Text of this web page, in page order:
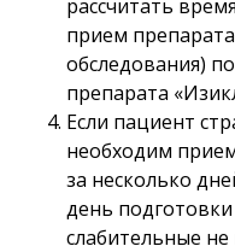
рассчитать
прием
обследования)
препарата
Если пациент
необходим
за несколько
день
слабительные